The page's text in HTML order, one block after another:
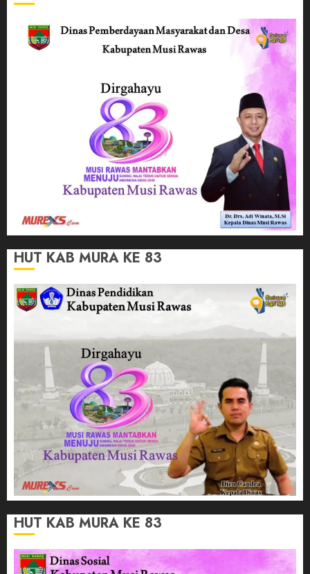
HUT KAB MURA KE 83
HUT KAB MURA KE 83